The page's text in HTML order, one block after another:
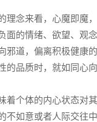
理念来看，心魔即魔
面的情绪、欲望、观
邪道，偏离积极健康
的品质时，就如同心
着个体的内心状态对
不如意或者人际交往